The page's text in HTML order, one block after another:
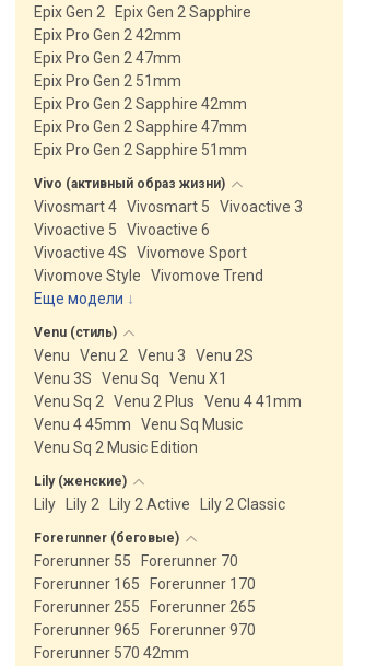
Epix Gen 2
Epix Gen 2 Sapphire
Epix Pro Gen 2 42mm
Epix Pro Gen 2 47mm
Epix Pro Gen 2 51mm
Epix Pro Gen 2 Sapphire 42mm
Epix Pro Gen 2 Sapphire 47mm
Epix Pro Gen 2 Sapphire 51mm
Vivo (активный образ жизни)
Vivosmart 4 Vivosmart 5
Vivoactive 3
Vivoactive 5
Vivoactive 6
Vivoactive 4S
Vivomove Sport
Vivomove Style
Vivomove Trend
Еще модели ↓
Venu (стиль)
Venu Venu 2 Venu 3
Venu 2S
Venu 3S
Venu Sq
Venu X1
Venu Sq 2
Venu 2 Plus
Venu 4 41mm
Venu 4 45mm
Venu Sq Music
Venu Sq 2 Music Edition
Lily (женские)
Lily Lily 2 Lily 2 Active Lily 2 Classic
Forerunner (беговые)
Forerunner 55
Forerunner 70
Forerunner 165
Forerunner 170
Forerunner 255
Forerunner 265
Forerunner 965
Forerunner 970
Forerunner 570 42mm